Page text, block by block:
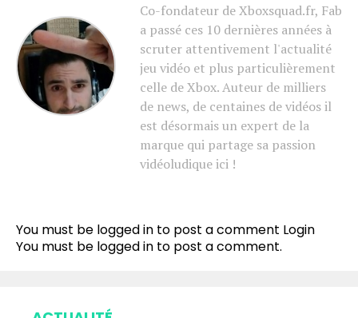
Co-fondateur de Xboxsquad.fr, Fab
a passé ces 10 dernières années à
scruter attentivement l'actualité
jeu vidéo et plus particulièrement
celle de Xbox. Auteur de milliers
de news, de centaines de vidéos il
est désormais un expert de la
marque qui partage sa passion
vidéoludique ici !
You must be logged in to post a comment Login
You must be logged in to post a comment.